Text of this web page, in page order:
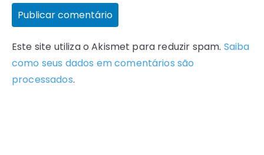
Este site utiliza o Akismet para reduzir spam. Saiba
como seus dados em comentários são
processados.